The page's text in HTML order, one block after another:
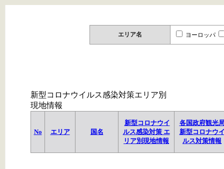
エリア名 ヨーロッパ
新型コロナウイルス感染対策エリア別
現地情報
No エリア 国名
新型コロナウイ
ルス感染対策 エ
リア別現地情報
各国政府観光
新型コロナウ
ルス対策情報